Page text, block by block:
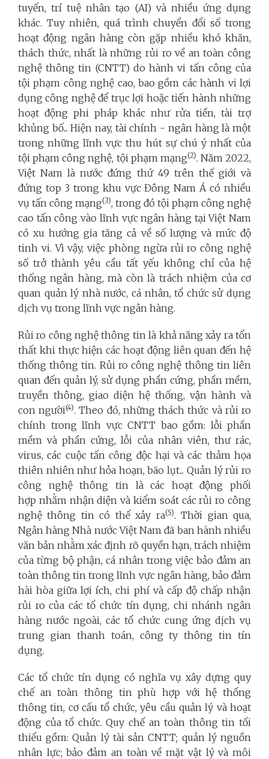
tuyến, trí tuệ nhân tạo (AI) và nhiều ứng dụng
khác. Tuy nhiên, quá trình chuyển đổi số trong
hoạt động ngân hàng còn gặp nhiều khó khăn,
thách thức, nhất là những rủi ro về an toàn công
nghệ thông tin (CNTT) do hành vi tấn công của
tội phạm công nghệ cao, bao gồm các hành vi lợi
dụng công nghệ để trục lợi hoặc tiến hành những
hoạt động phi pháp khác như rửa tiền, tài trợ
khủng bố... Hiện nay, tài chính - ngân hàng là một
trong những lĩnh vực thu hút sự chú ý nhất của
tội phạm công nghệ, tội phạm mạng(2). Năm 2022,
Việt Nam là nước đứng thứ 49 trên thế giới và
đứng top 3 trong khu vực Đông Nam Á có nhiều
vụ tấn công mạng(3), trong đó tội phạm công nghệ
cao tấn công vào lĩnh vực ngân hàng tại Việt Nam
có xu hướng gia tăng cả về số lượng và mức độ
tinh vi. Vì vậy, việc phòng ngừa rủi ro công nghệ
số trở thành yêu cầu tất yếu không chỉ của hệ
thống ngân hàng, mà còn là trách nhiệm của cơ
quan quản lý nhà nước, cá nhân, tổ chức sử dụng
dịch vụ trong lĩnh vực ngân hàng.
Rủi ro công nghệ thông tin là khả năng xảy ra tổn
thất khi thực hiện các hoạt động liên quan đến hệ
thống thông tin. Rủi ro công nghệ thông tin liên
quan đến quản lý, sử dụng phần cứng, phần mềm,
truyền thông, giao diện hệ thống, vận hành và
con người(4). Theo đó, những thách thức và rủi ro
chính trong lĩnh vực CNTT bao gồm: lỗi phần
mềm và phần cứng, lỗi của nhân viên, thư rác,
virus, các cuộc tấn công độc hại và các thảm họa
thiên nhiên như hỏa hoạn, bão lụt... Quản lý rủi ro
công nghệ thông tin là các hoạt động phối
hợp nhằm nhận diện và kiểm soát các rủi ro công
nghệ thông tin có thể xảy ra(5). Thời gian qua,
Ngân hàng Nhà nước Việt Nam đã ban hành nhiều
văn bản nhằm xác định rõ quyền hạn, trách nhiệm
của từng bộ phận, cá nhân trong việc bảo đảm an
toàn thông tin trong lĩnh vực ngân hàng, bảo đảm
hài hòa giữa lợi ích, chi phí và cấp độ chấp nhận
rủi ro của các tổ chức tín dụng, chi nhánh ngân
hàng nước ngoài, các tổ chức cung ứng dịch vụ
trung gian thanh toán, công ty thông tin tín
dụng.
Các tổ chức tín dụng có nghĩa vụ xây dựng quy
chế an toàn thông tin phù hợp với hệ thống
thông tin, cơ cấu tổ chức, yêu cầu quản lý và hoạt
động của tổ chức. Quy chế an toàn thông tin tối
thiểu gồm: Quản lý tài sản CNTT; quản lý nguồn
nhân lực; bảo đảm an toàn về mặt vật lý và môi